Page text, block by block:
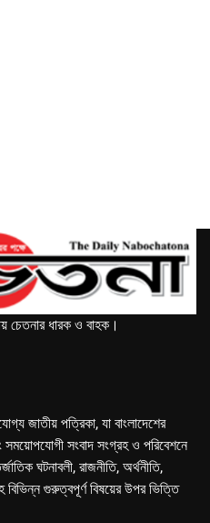
চেতনার ধারক ও বাহক।
জাতীয় পত্রিকা, যা বাংলাদেশের
সময়োপযোগী সংবাদ সংগ্রহ ও পরিবেশনে
ঘটনাবলী, রাজনীতি, অর্থনীতি,
বিভিন্ন গুরুত্বপূর্ণ বিষয়ের উপর ভিত্তি